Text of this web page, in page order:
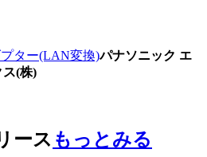
プター(LAN変換)パナソニック エ
ス(株)
ース もっとみる